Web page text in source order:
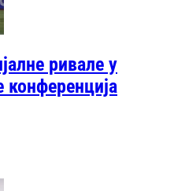
ривале у
конференција